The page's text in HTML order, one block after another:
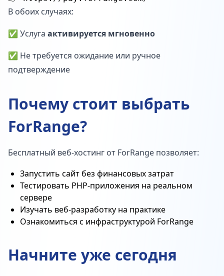
В обоих случаях:
✅ Услуга активируется мгновенно
✅ Не требуется ожидание или ручное
подтверждение
Почему стоит выбрать
ForRange?
Бесплатный веб-хостинг от ForRange позволяет:
Запустить сайт без финансовых затрат
Тестировать PHP-приложения на реальном
сервере
Изучать веб-разработку на практике
Ознакомиться с инфраструктурой ForRange
Начните уже сегодня